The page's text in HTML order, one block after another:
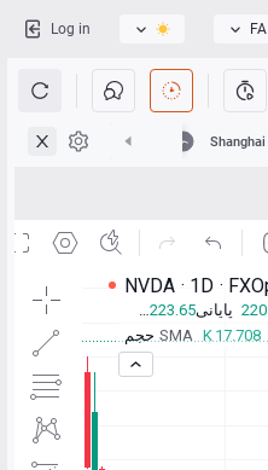
FA
Log in
Shanghai
15:36
Hong Kong